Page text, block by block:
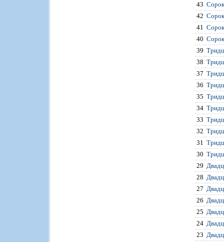
43
42
41
40
39
38
37
36
35
34
33
32
31
30
29
28
27
26
25
24
23